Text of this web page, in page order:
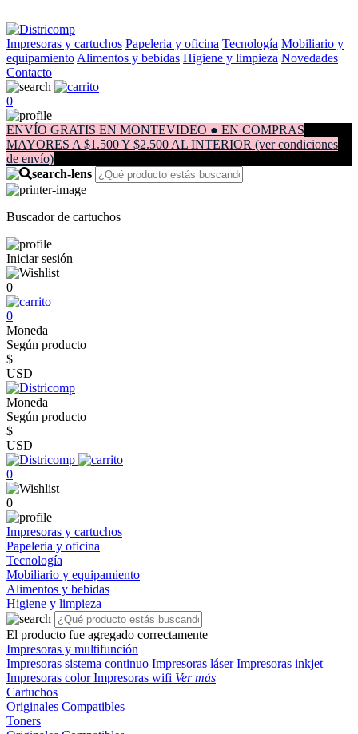
Impresoras y cartuchos Papeleria y oficina Tecnología Mobiliario y
equipamiento Alimentos y bebidas Higiene y limpieza Novedades
Contacto
0
ENVÍO GRATIS EN MONTEVIDEO ● EN COMPRAS
MAYORES A $1.500 Y $2.500 AL INTERIOR (ver condiciones
de envío)
Buscador de cartuchos
Iniciar sesión
0
0
Moneda
Según producto
$
USD
Moneda
Según producto
$
USD
0
0
Impresoras y cartuchos
Papeleria y oficina
Tecnología
Mobiliario y equipamiento
Alimentos y bebidas
Higiene y limpieza
El producto fue agregado correctamente
Impresoras y multifunción
Impresoras sistema continuo Impresoras láserImpresoras inkjet
Impresoras colorImpresoras wifi Ver más
Cartuchos
Originales Compatibles
Toners